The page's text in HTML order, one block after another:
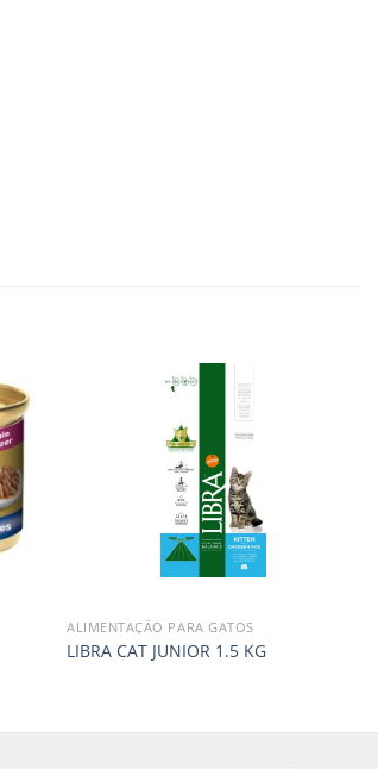
ALIMENTAÇÃO PARA GATOS
LIBRA CAT JUNIOR 1.5 KG